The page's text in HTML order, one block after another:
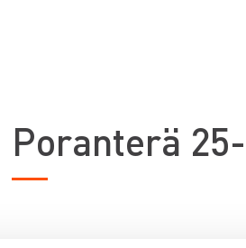
Poranterä